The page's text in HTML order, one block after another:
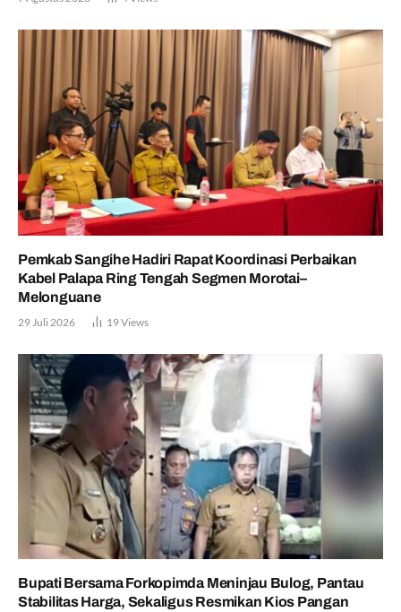
Pemkab Sangihe Hadiri Rapat Koordinasi Perbaikan
Kabel Palapa Ring Tengah Segmen Morotai–
Melonguane
29 Juli 2026 19Views
Bupati Bersama Forkopimda Meninjau Bulog, Pantau
Stabilitas Harga, Sekaligus Resmikan Kios Pangan